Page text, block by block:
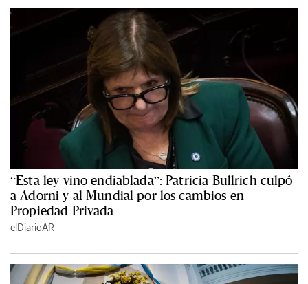
“Esta ley vino endiablada”: Patricia Bullrich culpó
a Adorni y al Mundial por los cambios en
Propiedad Privada
elDiarioAR